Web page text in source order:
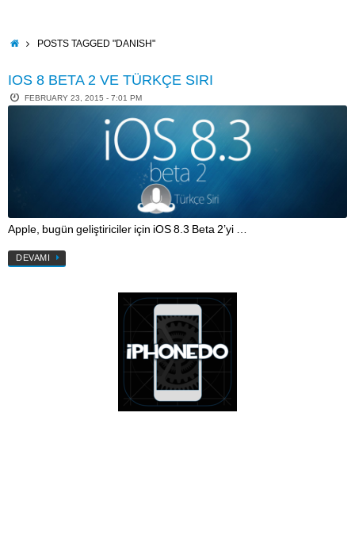
contentHOMEPOSTS TAGGED "DANISH"
IOS 8 BETA 2 VE TÜRKÇE SIRI
FEBRUARY 23, 2015 - 7:01 PM
Apple, bugün geliştiriciler için iOS 8.3 Beta 2’yi …
DEVAMI